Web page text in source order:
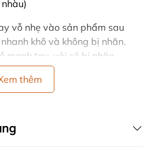
vỗ nhẹ vào sản phẩm sau
khô và không bị nhăn.
tay, vải sẽ bị nhăn.
gió, trải thẳng khi phơi và
gay gắt hoặc trực tiếp, sản
cùng màu, cùng chất liệu
thêm